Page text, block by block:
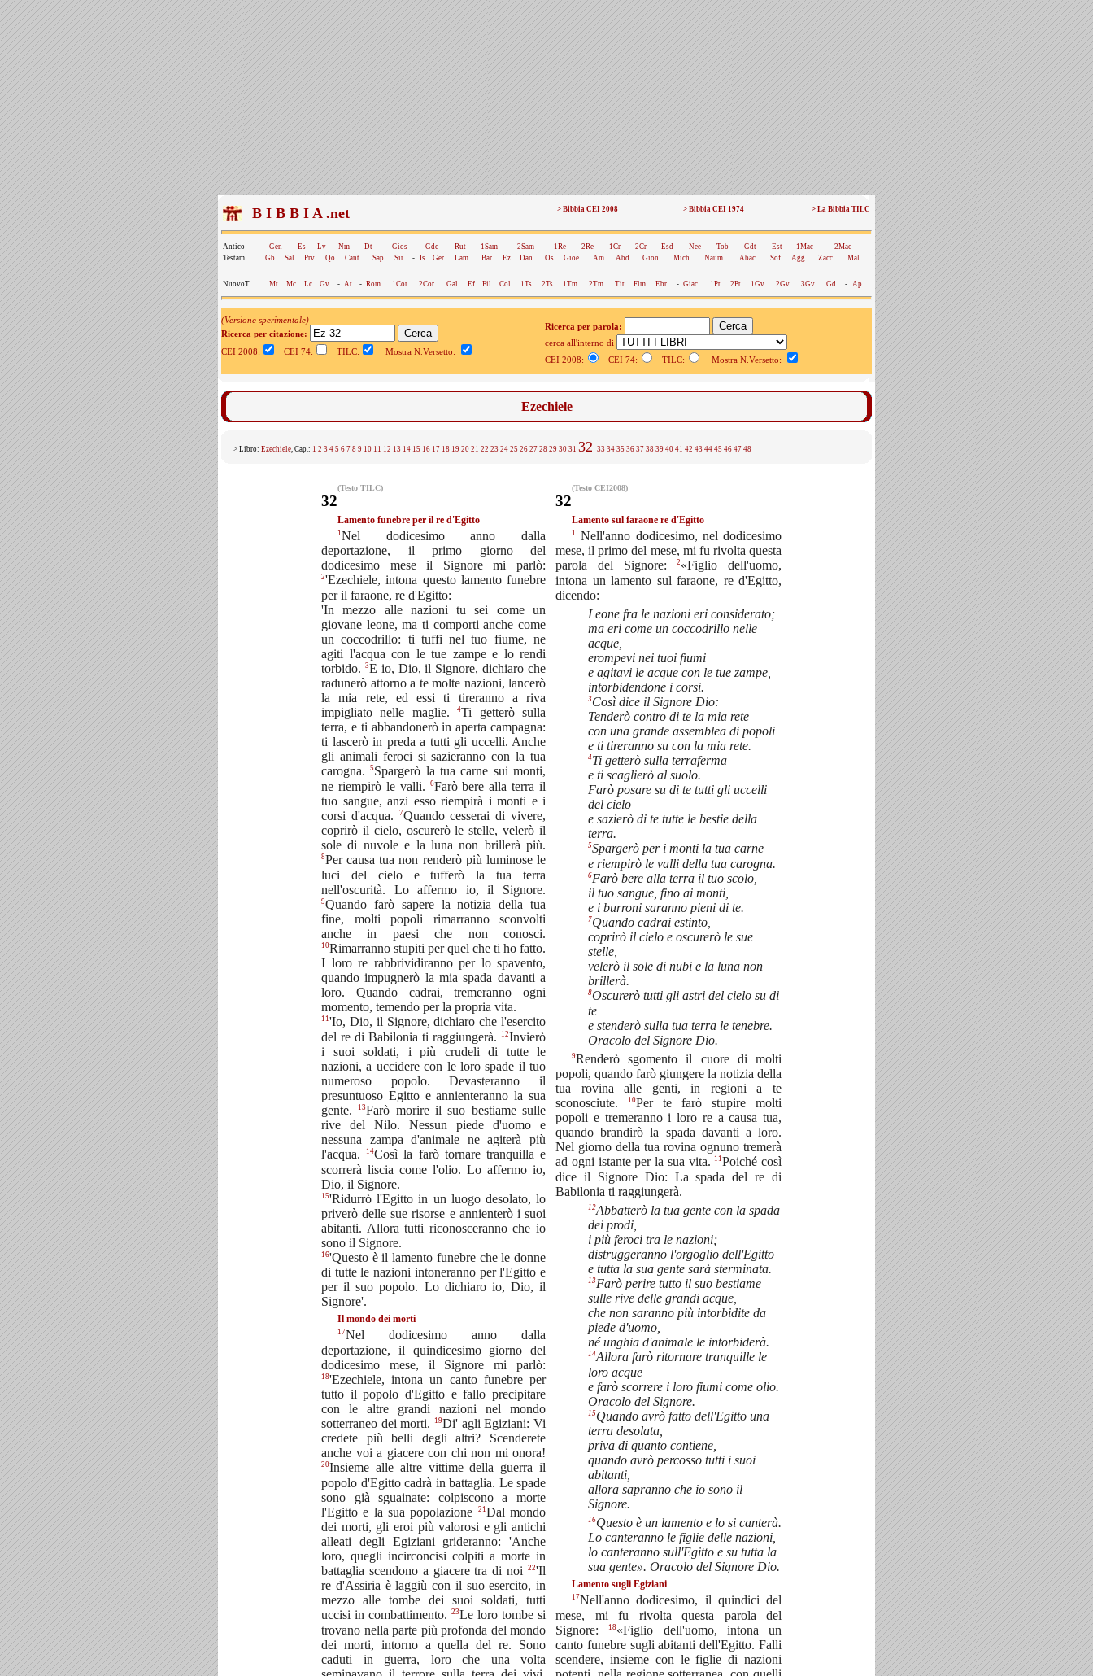
B I B B I A .net > Bibbia CEI 2008 > Bibbia CEI 1974 > La Bibbia TILC
Antico Gen Es Lv Nm Dt - Gios Gdc Rut 1Sam 2Sam 1Re 2Re 1Cr 2Cr Esd Nee Tob Gdt Est 1Mac
2Mac
Testam.
Gb Sal Prv Qo Cant Sap Sir - Is Ger Lam Bar Ez Dan Os Gioe Am Abd Gion Mich Naum Abac Sof Agg Zacc Mal
NuovoT. Mt Mc Lc Gv - At - Rom 1Cor 2Cor Gal Ef Fil Col 1Ts 2Ts 1Tm 2Tm Tit Flm Ebr - Giac 1Pt 2Pt 1Gv 2Gv 3Gv Gd - Ap
(Versione sperimentale)
Ricerca per citazione:
CEI 2008:
CEI 74: TILC: Mostra N.Versetto:
Ricerca per parola:
cerca all'interno di
CEI 2008:
CEI 74: TILC: Mostra N.Versetto:
Ezechiele
> Libro: Ezechiele, Cap.: 1 2 3 4 5 6 7 8 9 10 11 12 13 14 15 16 17 18 19 20 21 22 23 24 25 26 27 28 29 30 31 32 33 34 35 36 37 38 39 40 41 42 43 44 45 46 47 48
(Testo TILC)
32
Lamento funebre per il re d'Egitto
1Nel dodicesimo anno dalla
deportazione, il primo giorno del
dodicesimo mese il Signore mi parlò:
2'Ezechiele, intona questo lamento funebre
per il faraone, re d'Egitto:
'In mezzo alle nazioni tu sei come un
giovane leone, ma ti comporti anche come
un coccodrillo: ti tuffi nel tuo fiume, ne
agiti l'acqua con le tue zampe e lo rendi
torbido. 3E io, Dio, il Signore, dichiaro che
radunerò attorno a te molte nazioni, lancerò
la mia rete, ed essi ti tireranno a riva
impigliato nelle maglie.4Ti getterò sulla
terra, e ti abbandonerò in aperta campagna:
ti lascerò in preda a tutti gli uccelli. Anche
gli animali feroci si sazieranno con la tua
carogna.5 Spargerò la tua carne sui monti,
ne riempirò le valli.
6Farò bere alla terra il
tuo sangue, anzi esso riempirà i monti e i
corsi d'acqua.
7Quando cesserai di vivere,
coprirò il cielo, oscurerò le stelle, velerò il
sole di nuvole e la luna non brillerà più.
8Per causa tua non renderò più luminose le
luci del cielo e tufferò la tua terra
nell'oscurità. Lo affermo io, il Signore.
9Quando farò sapere la notizia della tua
fine, molti popoli rimarranno sconvolti
anche in paesi che non conosci.
10Rimarranno stupiti per quel che ti ho fatto.
I loro re rabbrividiranno per lo spavento,
quando impugnerò la mia spada davanti a
loro. Quando cadrai, tremeranno ogni
momento, temendo per la propria vita.
11'Io, Dio, il Signore, dichiaro che l'esercito
del re di Babilonia ti raggiungerà.
12Invierò
i suoi soldati, i più crudeli di tutte le
nazioni, a uccidere con le loro spade il tuo
numeroso popolo. Devasteranno il
presuntuoso Egitto e annienteranno la sua
gente.
13Farò morire il suo bestiame sulle
rive del Nilo. Nessun piede d'uomo e
nessuna zampa d'animale ne agiterà più
l'acqua.
14Così la farò tornare tranquilla e
scorrerà liscia come l'olio. Lo affermo io,
Dio, il Signore.
15'Ridurrò l'Egitto in un luogo desolato, lo
priverò delle sue risorse e annienterò i suoi
abitanti. Allora tutti riconosceranno che io
sono il Signore.
16'Questo è il lamento funebre che le donne
di tutte le nazioni intoneranno per l'Egitto e
per il suo popolo. Lo dichiaro io, Dio, il
Signore'.
Il mondo dei morti
17Nel dodicesimo anno dalla
deportazione, il quindicesimo giorno del
dodicesimo mese, il Signore mi parlò:
18'Ezechiele, intona un canto funebre per
tutto il popolo d'Egitto e fallo precipitare
con le altre grandi nazioni nel mondo
sotterraneo dei morti.
19Di' agli Egiziani: Vi
credete più belli degli altri? Scenderete
anche voi a giacere con chi non mi onora!
20Insieme alle altre vittime della guerra il
popolo d'Egitto cadrà in battaglia. Le spade
sono già sguainate: colpiscono a morte
l'Egitto e la sua popolazione
21 Dal mondo
dei morti, gli eroi più valorosi e gli antichi
alleati degli Egiziani grideranno: 'Anche
loro, quegli incirconcisi colpiti a morte in
battaglia scendono a giacere tra di noi
22'Il
re d'Assiria è laggiù con il suo esercito, in
mezzo alle tombe dei suoi soldati, tutti
uccisi in combattimento. 23Le loro tombe si
trovano nella parte più profonda del mondo
dei morti, intorno a quella del re. Sono
caduti in guerra, loro che una volta
(Testo CEI2008)
32
Lamento sul faraone re d'Egitto
1
Nell'anno dodicesimo, nel dodicesimo
mese, il primo del mese, mi fu rivolta questa
parola del Signore:2 «Figlio dell'uomo,
intona un lamento sul faraone, re d'Egitto,
dicendo:
Leone fra le nazioni eri considerato;
ma eri come un coccodrillo nelle
acque,
erompevi nei tuoi fiumi
e agitavi le acque con le tue zampe,
intorbidendone i corsi.
3Così dice il Signore Dio:
Tenderò contro di te la mia rete
con una grande assemblea di popoli
e ti tireranno su con la mia rete.
4Ti getterò sulla terraferma
e ti scaglierò al suolo.
Farò posare su di te tutti gli uccelli
del cielo
e sazierò di te tutte le bestie della
terra.
5Spargerò per i monti la tua carne
e riempirò le valli della tua carogna.
6Farò bere alla terra il tuo scolo,
il tuo sangue, fino ai monti,
e i burroni saranno pieni di te.
7Quando cadrai estinto,
coprirò il cielo e oscurerò le sue
stelle,
velerò il sole di nubi e la luna non
brillerà.
8Oscurerò tutti gli astri del cielo su di
te
e stenderò sulla tua terra le tenebre.
Oracolo del Signore Dio.
9Renderò sgomento il cuore di molti
popoli, quando farò giungere la notizia della
tua rovina alle genti, in regioni a te
sconosciute.
10Per te farò stupire molti
popoli e tremeranno i loro re a causa tua,
quando brandirò la spada davanti a loro.
Nel giorno della tua rovina ognuno tremerà
ad ogni istante per la sua vita. 11Poiché così
dice il Signore Dio: La spada del re di
Babilonia ti raggiungerà.
12Abbatterò la tua gente con la spada
dei prodi,
i più feroci tra le nazioni;
distruggeranno l'orgoglio dell'Egitto
e tutta la sua gente sarà sterminata.
13Farò perire tutto il suo bestiame
sulle rive delle grandi acque,
che non saranno più intorbidite da
piede d'uomo,
né unghia d'animale le intorbiderà.
14Allora farò ritornare tranquille le
loro acque
e farò scorrere i loro fiumi come olio.
Oracolo del Signore.
15Quando avrò fatto dell'Egitto una
terra desolata,
priva di quanto contiene,
quando avrò percosso tutti i suoi
abitanti,
allora sapranno che io sono il
Signore.
16Questo è un lamento e lo si canterà.
Lo canteranno le figlie delle nazioni,
lo canteranno sull'Egitto e su tutta la
sua gente». Oracolo del Signore Dio.
Lamento sugli Egiziani
17Nell'anno dodicesimo, il quindici del
mese, mi fu rivolta questa parola del
Signore:
18 «Figlio dell'uomo, intona un
canto funebre sugli abitanti dell'Egitto. Falli
scendere, insieme con le figlie di nazioni